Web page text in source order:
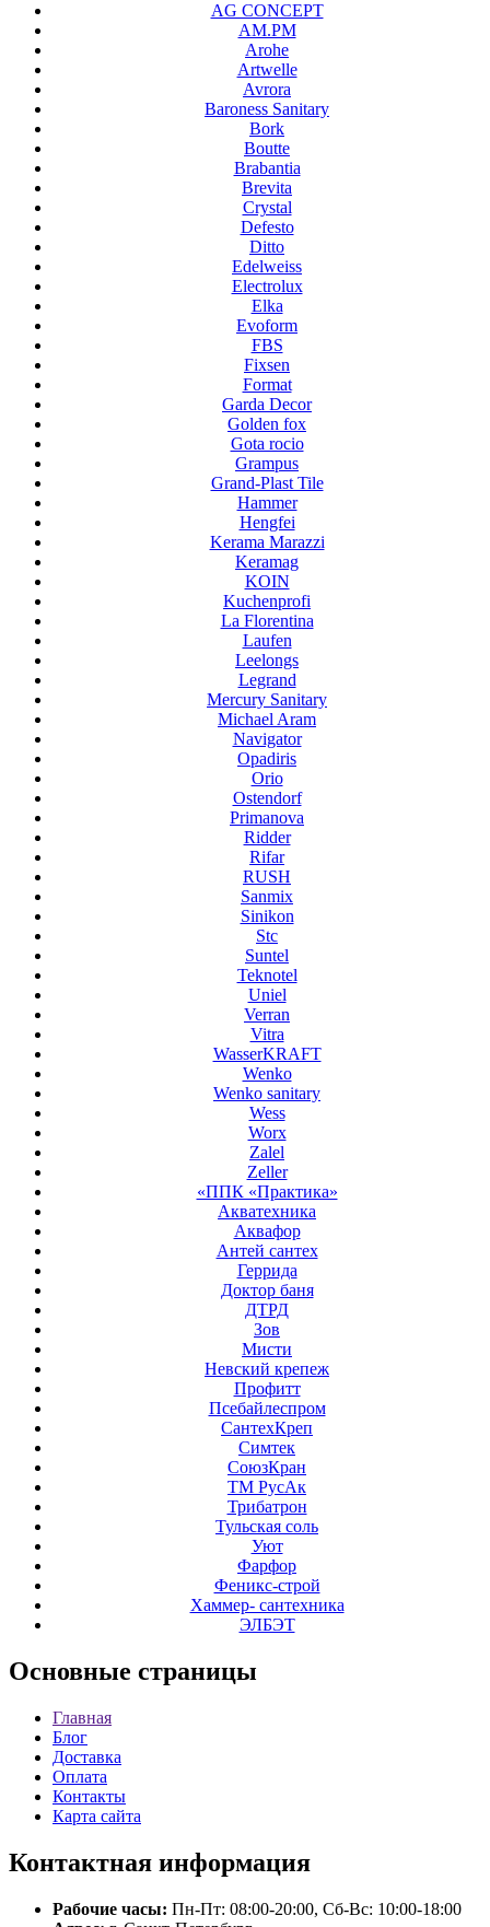
AG CONCEPT
AM.PM
Arohe
Artwelle
Avrora
Baroness Sanitary
Bork
Boutte
Brabantia
Brevita
Crystal
Defesto
Ditto
Edelweiss
Electrolux
Elka
Evoform
FBS
Fixsen
Format
Garda Decor
Golden fox
Gota rocio
Grampus
Grand-Plast Tile
Hammer
Hengfei
Kerama Marazzi
Keramag
KOIN
Kuchenprofi
La Florentina
Laufen
Leelongs
Legrand
Mercury Sanitary
Michael Aram
Navigator
Opadiris
Orio
Ostendorf
Primanova
Ridder
Rifar
RUSH
Sanmix
Sinikon
Stc
Suntel
Teknotel
Uniel
Verran
Vitra
WasserKRAFT
Wenko
Wenko sanitary
Wess
Worx
Zalel
Zeller
«ППК «Практика»
Акватехника
Аквафор
Антей сантех
Геррида
Доктор баня
ДТРД
Зов
Мисти
Невский крепеж
Профитт
Псебайлеспром
СантехКреп
Симтек
СоюзКран
ТМ РусАк
Трибатрон
Тульская соль
Уют
Фарфор
Феникс-строй
Хаммер- сантехника
ЭЛБЭТ
Основные страницы
Главная
Блог
Доставка
Оплата
Контакты
Карта сайта
Контактная информация
Рабочие часы: Пн-Пт: 08:00-20:00, Сб-Вс: 10:00-18:00